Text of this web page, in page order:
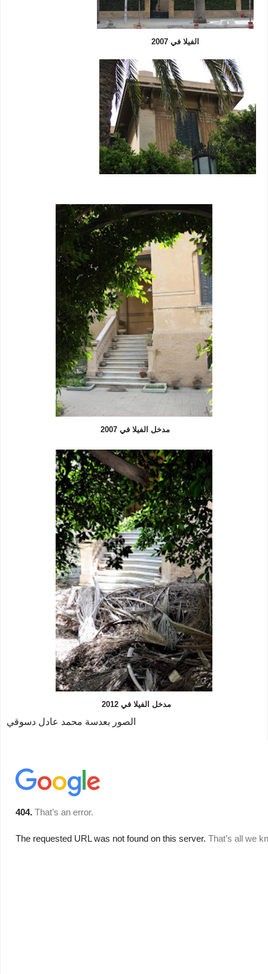
الفيلا في 2007
مدخل الفيلا في 2007
مدخل الفيلا في 2012
الصور بعدسة محمد عادل دسوقي